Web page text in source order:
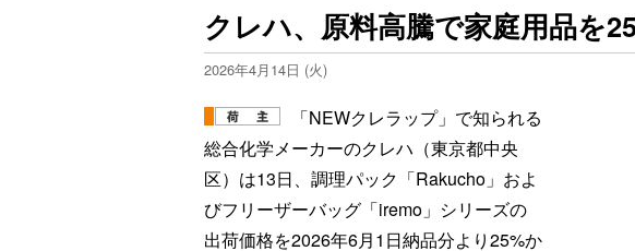
クレハ、原料高騰で家庭用品を
2026年4月14日 (火)
「NEWクレラップ」で知られる
総合化学メーカーのクレハ（東京都中央
区）は13日、調理パック「Rakucho」およ
びフリーザーバッグ「iremo」シリーズの
出荷価格を2026年6月1日納品分より25%か